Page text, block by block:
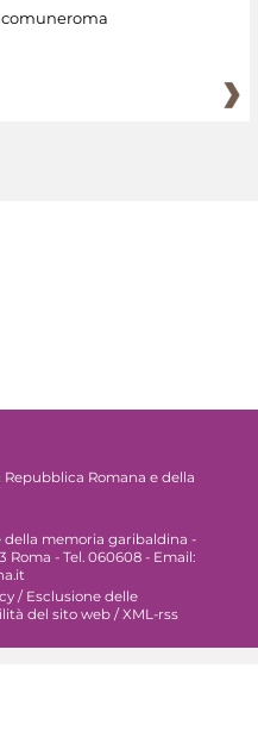
Repubblica Romana e della
della memoria garibaldina -
Roma - Tel. 060608 - Email:
/ Esclusione delle
del sito web / XML-rss